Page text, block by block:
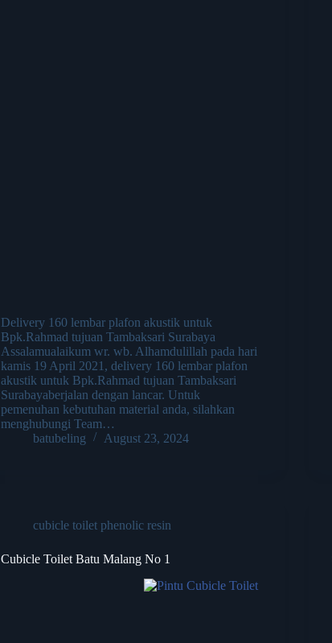
Delivery 160 lembar plafon akustik untuk
Bpk.Rahmad tujuan Tambaksari Surabaya
Assalamualaikum wr. wb. Alhamdulillah pada hari
kamis 19 April 2021, delivery 160 lembar plafon
akustik untuk Bpk.Rahmad tujuan Tambaksari
Surabayaberjalan dengan lancar. Untuk
pemenuhan kebutuhan material anda, silahkan
menghubungi Team…
batubeling
August 23, 2024
cubicle toilet phenolic resin
Cubicle Toilet Batu Malang No 1